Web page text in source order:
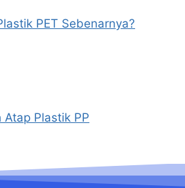
PET Sebenarnya?
Atap Plastik PP